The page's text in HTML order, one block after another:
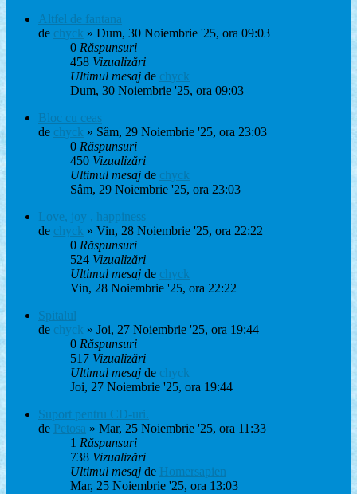
Altfel de fantana
de chyck » Dum, 30 Noiembrie '25, ora 09:03
0 Răspunsuri
458 Vizualizări
Ultimul mesaj de chyck
Dum, 30 Noiembrie '25, ora 09:03
Bloc cu ceas
de chyck » Sâm, 29 Noiembrie '25, ora 23:03
0 Răspunsuri
450 Vizualizări
Ultimul mesaj de chyck
Sâm, 29 Noiembrie '25, ora 23:03
Love, joy , happiness
de chyck » Vin, 28 Noiembrie '25, ora 22:22
0 Răspunsuri
524 Vizualizări
Ultimul mesaj de chyck
Vin, 28 Noiembrie '25, ora 22:22
Spitalul
de chyck » Joi, 27 Noiembrie '25, ora 19:44
0 Răspunsuri
517 Vizualizări
Ultimul mesaj de chyck
Joi, 27 Noiembrie '25, ora 19:44
Suport pentru CD-uri.
de Petosa » Mar, 25 Noiembrie '25, ora 11:33
1 Răspunsuri
738 Vizualizări
Ultimul mesaj de Homersapien
Mar, 25 Noiembrie '25, ora 13:03